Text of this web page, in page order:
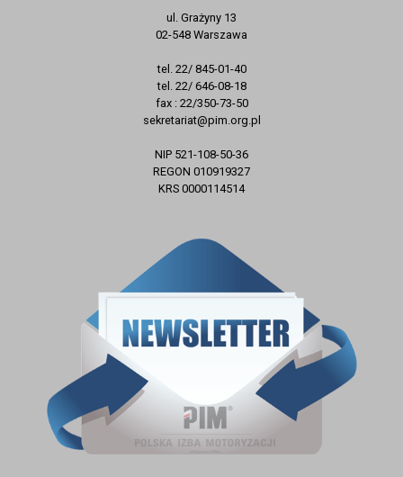
ul. Grażyny 13
02-548 Warszawa
tel. 22/ 845-01-40
tel. 22/ 646-08-18
fax : 22/350-73-50
sekretariat@pim.org.pl
NIP 521-108-50-36
REGON 010919327
KRS 0000114514
ZAPISZ SIĘ DO NEWSLETTERA
E-mail
Zapisz się